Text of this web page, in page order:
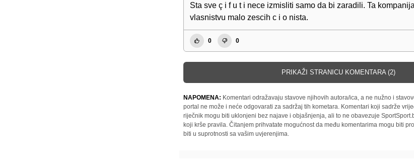
Sta sve ç i f u t i nece izmisliti samo da bi zaradili. Ta
vlasnistvu malo zescih c i o nista.
0 0
PRIKAŽI STRANICU KOMENTARA (2)
NAPOMENA: Komentari odražavaju stavove njihovih autora/ica, a ne nužno i
portal ne može i neće odgovarati za sadržaj tih kometara. Komentari koji sadrže
riječnik mogu biti uklonjeni bez najave i objašnjenja, ali to ne obavezuje
koji krše pravila. Čitanjem prihvatate mogućnost da među komentarima mogu biti
biti u suprotnosti sa vašim uvjerenjima.